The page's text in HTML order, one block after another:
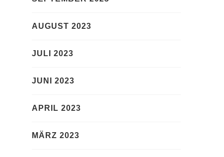
AUGUST 2023
JULI 2023
JUNI 2023
APRIL 2023
MÄRZ 2023